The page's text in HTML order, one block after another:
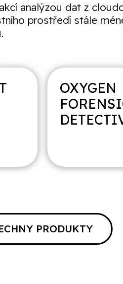
analýzou dat z
prostředí stále
OXYGEN
PRODUKTY